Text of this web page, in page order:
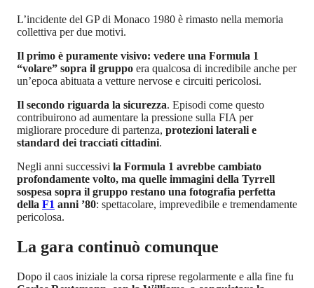
L’incidente del GP di Monaco 1980 è rimasto nella memoria
collettiva per due motivi.
Il primo è puramente visivo: vedere una Formula 1
“volare” sopra il gruppo era qualcosa di incredibile anche per
un’epoca abituata a vetture nervose e circuiti pericolosi.
Il secondo riguarda la sicurezza. Episodi come questo
contribuirono ad aumentare la pressione sulla FIA per
migliorare procedure di partenza, protezioni laterali e
standard dei tracciati cittadini.
Negli anni successivi la Formula 1 avrebbe cambiato
profondamente volto, ma quelle immagini della Tyrrell
sospesa sopra il gruppo restano una fotografia perfetta
della F1 anni ’80: spettacolare, imprevedibile e tremendamente
pericolosa.
La gara continuò comunque
Dopo il caos iniziale la corsa riprese regolarmente e alla fine fu